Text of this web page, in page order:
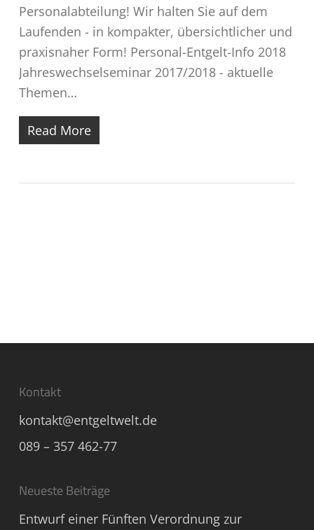
Personalabteilung! Wir halten Sie auf dem
Laufenden - in kompakter, übersichtlicher und
praxisnaher Form! Personal-Entgelt-Info 2018
Jahreswechselseminar 2017/2018 - aktuelle
Themen…
Read More
Kontakt
kontakt@entgeltwelt.de
089 – 357 462-77
Neueste Beiträge
Entwurf einer Fünften Verordnung zur